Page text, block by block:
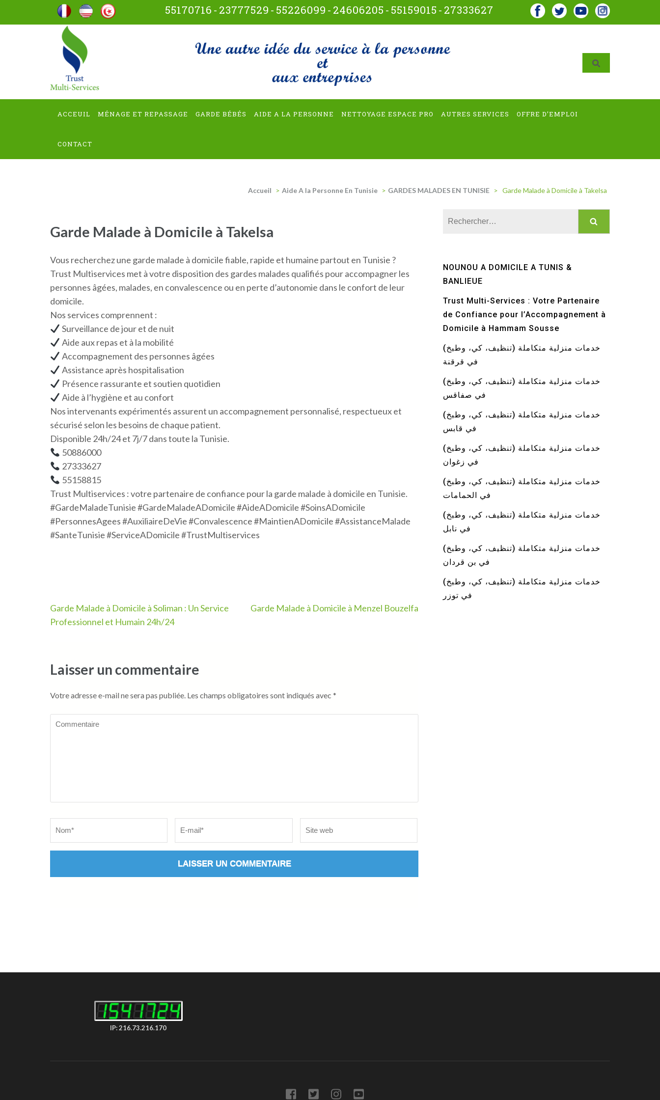
55170716 - 23777529 - 55226099 - 24606205 - 55159015 - 27333627
trust-multiservices
ACCEUIL MÉNAGE ET REPASSAGE GARDE BÉBÉS AIDE A LA PERSONNE NETTOYAGE ESPACE PRO AUTRES SERVICES OFFRE D’EMPLOI
CONTACT
Accueil > Aide A la Personne En Tunisie > GARDES MALADES EN TUNISIE > Garde Malade à Domicile à Takelsa
Garde Malade à Domicile à Takelsa
Vous recherchez une garde malade à domicile fiable, rapide et humaine partout en Tunisie ?
Trust Multiservices met à votre disposition des gardes malades qualifiés pour accompagner les
personnes âgées, malades, en convalescence ou en perte d’autonomie dans le confort de leur
domicile.
Nos services comprennent :
Surveillance de jour et de nuit
Aide aux repas et à la mobilité
Accompagnement des personnes âgées
Assistance après hospitalisation
Présence rassurante et soutien quotidien
Aide à l’hygiène et au confort
Nos intervenants expérimentés assurent un accompagnement personnalisé, respectueux et
sécurisé selon les besoins de chaque patient.
Disponible 24h/24 et 7j/7 dans toute la Tunisie.
50886000
27333627
55158815
Trust Multiservices : votre partenaire de confiance pour la garde malade à domicile en Tunisie.
#GardeMaladeTunisie #GardeMaladeADomicile #AideADomicile #SoinsADomicile
#PersonnesAgees #AuxiliaireDeVie #Convalescence #MaintienADomicile #AssistanceMalade
#SanteTunisie #ServiceADomicile #TrustMultiservices
Navigation
de
Garde Malade à Domicile à Soliman : Un Service
Professionnel et Humain 24h/24
Garde Malade à Domicile à Menzel Bouzelfa
Laisser un commentaire
Votre adresse e-mail ne sera pas publiée. Les champs obligatoires sont indiqués avec *
Commentaire
Rechercher :
NOUNOU A DOMICILE A TUNIS &
BANLIEUE
Trust Multi-Services : Votre Partenaire
de Confiance pour l’Accompagnement à
Domicile à Hammam Sousse
خدمات منزلية متكاملة (تنظيف، كي، وطبخ)
في قرقنة
خدمات منزلية متكاملة (تنظيف، كي، وطبخ)
في صفاقس
خدمات منزلية متكاملة (تنظيف، كي، وطبخ)
في قابس
خدمات منزلية متكاملة (تنظيف، كي، وطبخ)
في زغوان
خدمات منزلية متكاملة (تنظيف، كي، وطبخ)
في الحمامات
خدمات منزلية متكاملة (تنظيف، كي، وطبخ)
في نابل
خدمات منزلية متكاملة (تنظيف، كي، وطبخ)
في بن قردان
خدمات منزلية متكاملة (تنظيف، كي، وطبخ)
في توزر
IP: 216.73.216.170